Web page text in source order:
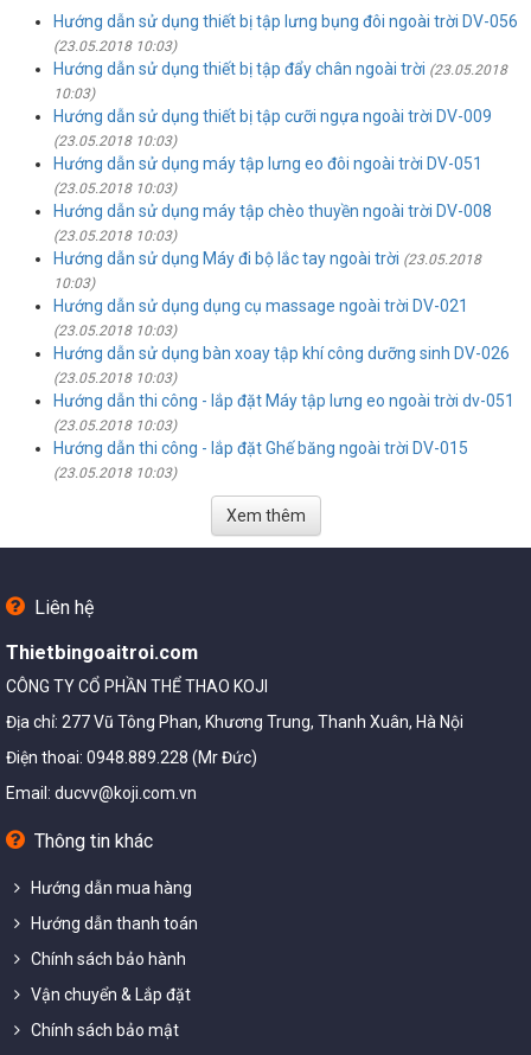
Hướng dẫn sử dụng thiết bị tập lưng bụng đôi ngoài trời DV-056
(23.05.2018 10:03)
Hướng dẫn sử dụng thiết bị tập đẩy chân ngoài trời (23.05.2018
10:03)
Hướng dẫn sử dụng thiết bị tập cưỡi ngựa ngoài trời DV-009
(23.05.2018 10:03)
Hướng dẫn sử dụng máy tập lưng eo đôi ngoài trời DV-051
(23.05.2018 10:03)
Hướng dẫn sử dụng máy tập chèo thuyền ngoài trời DV-008
(23.05.2018 10:03)
Hướng dẫn sử dụng Máy đi bộ lắc tay ngoài trời (23.05.2018
10:03)
Hướng dẫn sử dụng dụng cụ massage ngoài trời DV-021
(23.05.2018 10:03)
Hướng dẫn sử dụng bàn xoay tập khí công dưỡng sinh DV-026
(23.05.2018 10:03)
Hướng dẫn thi công - lắp đặt Máy tập lưng eo ngoài trời dv-051
(23.05.2018 10:03)
Hướng dẫn thi công - lắp đặt Ghế băng ngoài trời DV-015
(23.05.2018 10:03)
Xem thêm
Liên hệ
Thietbingoaitroi.com
CÔNG TY CỔ PHẦN THỂ THAO KOJI
Địa chỉ: 277 Vũ Tông Phan, Khương Trung, Thanh Xuân, Hà Nội
Điện thoai: 0948.889.228 (Mr Đức)
Email: ducvv@koji.com.vn
Thông tin khác
Hướng dẫn mua hàng
Hướng dẫn thanh toán
Chính sách bảo hành
Vận chuyển & Lắp đặt
Chính sách bảo mật